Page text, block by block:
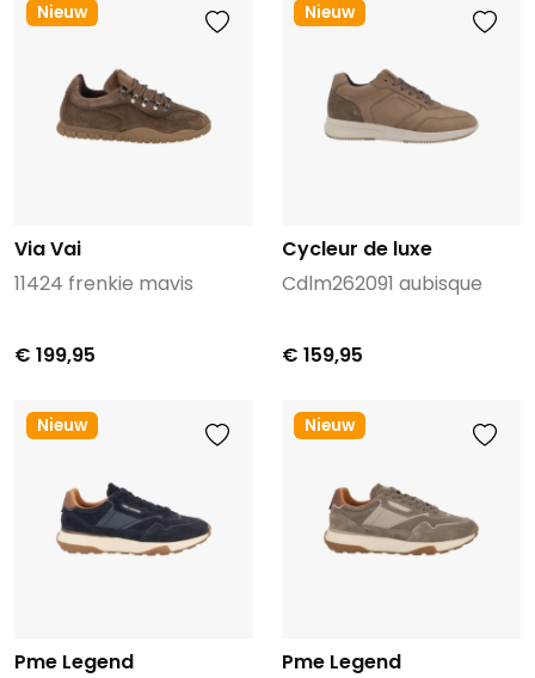
Nieuw
Via Vai
11424 frenkie mavis
€ 199,95
Nieuw
Cycleur de luxe
Cdlm262091 aubisque
€ 159,95
Nieuw
Pme Legend
Nieuw
Pme Legend